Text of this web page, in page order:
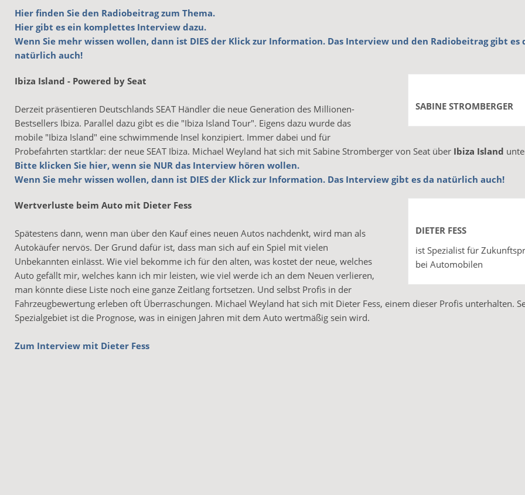
Hier finden Sie den Radiobeitrag zum Thema.
Hier gibt es ein komplettes Interview dazu.
Wenn Sie mehr wissen wollen, dann ist DIES der Klick zur Information. Das Interview und den Radiobeitrag gibt es
natürlich auch!
SABINE STROMBERGER
Ibiza Island - Powered by Seat
Derzeit präsentieren Deutschlands SEAT Händler die neue Generation des Millionen-
Bestsellers Ibiza. Parallel dazu gibt es die "Ibiza Island Tour". Eigens dazu wurde das
mobile "Ibiza Island" eine schwimmende Insel konzipiert. Immer dabei und für
Probefahrten startklar: der neue SEAT Ibiza. Michael Weyland hat sich mit Sabine Stromberger von Seat über Ibiza Island
Bitte klicken Sie hier, wenn sie NUR das Interview hören wollen.
Wenn Sie mehr wissen wollen, dann ist DIES der Klick zur Information. Das Interview gibt es da natürlich auch!
DIETER FESS
ist Spezialist für
bei Automobilen
Wertverluste beim Auto mit Dieter Fess
Spätestens dann, wenn man über den Kauf eines neuen Autos nachdenkt, wird man als
Autokäufer nervös. Der Grund dafür ist, dass man sich auf ein Spiel mit vielen
Unbekannten einlässt. Wie viel bekomme ich für den alten, was kostet der neue, welches
Auto gefällt mir, welches kann ich mir leisten, wie viel werde ich an dem Neuen verlieren,
man könnte diese Liste noch eine ganze Zeitlang fortsetzen. Und selbst Profis in der
Fahrzeugbewertung erleben oft Überraschungen. Michael Weyland hat sich mit Dieter Fess, einem dieser Profis unterhalten.
Spezialgebiet ist die Prognose, was in einigen Jahren mit dem Auto wertmäßig sein wird.
Zum Interview mit Dieter Fess